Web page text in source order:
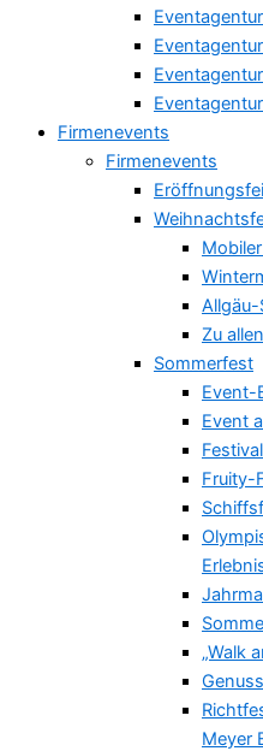
Firmenevents
Firmenevents
Allgäu-
Zu
Sommerfest
Event-
Event
Fruity-
„Walk
Meyer